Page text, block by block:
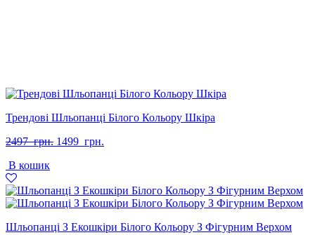
Трендові Шльопанці Білого Кольору Шкіра
2497 грн. Оригінальна
1499 грн.
В кошик
Шльопанці З Екошкіри Білого Кольору З Фігурним Верхом